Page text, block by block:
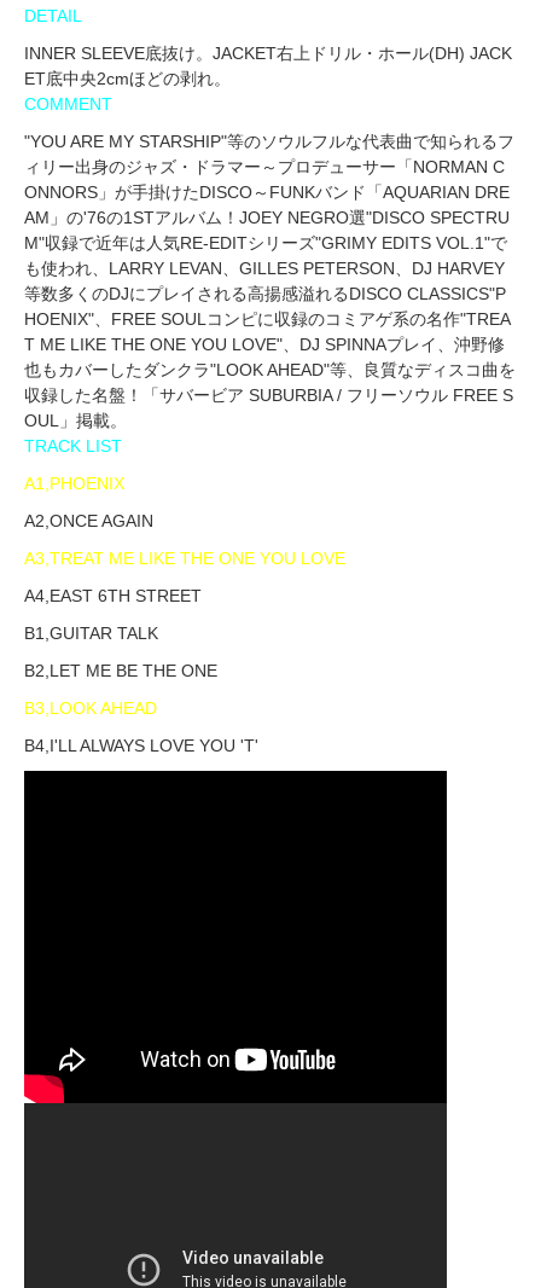
DETAIL
INNER SLEEVE底抜け。JACKET右上ドリル・ホール(DH) JACK
ET底中央2cmほどの剥れ。
COMMENT
"YOU ARE MY STARSHIP"等のソウルフルな代表曲で知られるフ
ィリー出身のジャズ・ドラマー～プロデューサー「NORMAN C
ONNORS」が手掛けたDISCO～FUNKバンド「AQUARIAN DRE
AM」の'76の1STアルバム！JOEY NEGRO選"DISCO SPECTRU
M"収録で近年は人気RE-EDITシリーズ"GRIMY EDITS VOL.1"で
も使われ、LARRY LEVAN、GILLES PETERSON、DJ HARVEY
等数多くのDJにプレイされる高揚感溢れるDISCO CLASSICS"P
HOENIX"、FREE SOULコンピに収録のコミアゲ系の名作"TREA
T ME LIKE THE ONE YOU LOVE"、DJ SPINNAプレイ、沖野修
也もカバーしたダンクラ"LOOK AHEAD"等、良質なディスコ曲を
収録した名盤！「サバービア SUBURBIA / フリーソウル FREE S
OUL」掲載。
TRACK LIST
A1,PHOENIX
A2,ONCE AGAIN
A3,TREAT ME LIKE THE ONE YOU LOVE
A4,EAST 6TH STREET
B1,GUITAR TALK
B2,LET ME BE THE ONE
B3,LOOK AHEAD
B4,I'LL ALWAYS LOVE YOU 'T'